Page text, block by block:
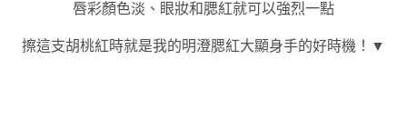
唇彩顏色淡、眼妝和腮紅就可以強烈一點
擦這支胡桃紅時就是我的明澄腮紅大顯身手的好時機！▼